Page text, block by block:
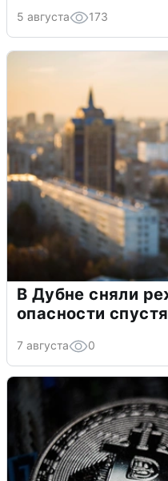
5 августа 173
В Дубне сняли
опасности
7 августа 0